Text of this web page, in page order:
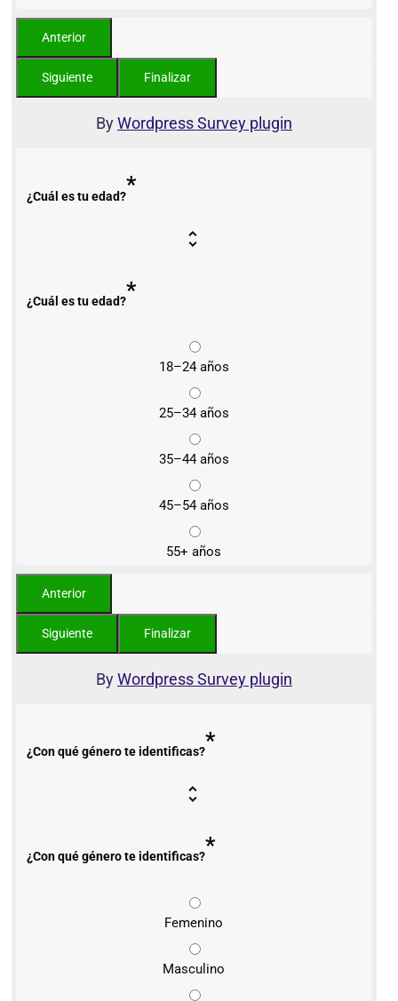
ByWordpress Survey plugin
¿Cuál es tu edad?*
¿Cuál es tu edad?*
18–24 años
25–34 años
35–44 años
45–54 años
55+ años
ByWordpress Survey plugin
¿Con qué género te identificas?*
¿Con qué género te identificas?*
Femenino
Masculino